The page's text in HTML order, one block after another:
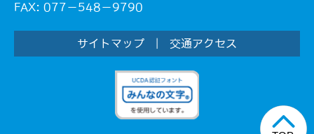
FAX: 077－548－9790
サイトマップ 交通アクセス